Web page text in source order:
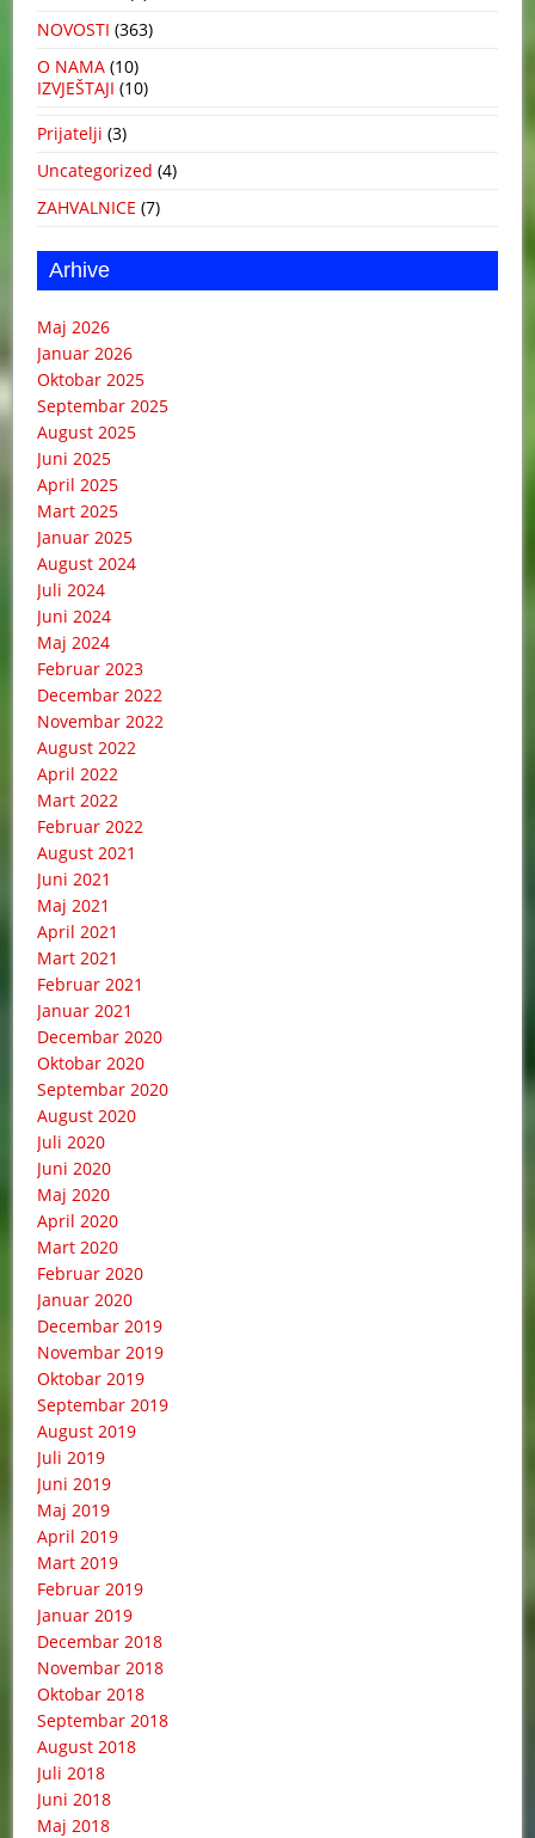
NOVOSTI (363)
O NAMA (10)
IZVJEŠTAJI (10)
Prijatelji (3)
Uncategorized (4)
ZAHVALNICE (7)
Arhive
Maj 2026
Januar 2026
Oktobar 2025
Septembar 2025
August 2025
Juni 2025
April 2025
Mart 2025
Januar 2025
August 2024
Juli 2024
Juni 2024
Maj 2024
Februar 2023
Decembar 2022
Novembar 2022
August 2022
April 2022
Mart 2022
Februar 2022
August 2021
Juni 2021
Maj 2021
April 2021
Mart 2021
Februar 2021
Januar 2021
Decembar 2020
Oktobar 2020
Septembar 2020
August 2020
Juli 2020
Juni 2020
Maj 2020
April 2020
Mart 2020
Februar 2020
Januar 2020
Decembar 2019
Novembar 2019
Oktobar 2019
Septembar 2019
August 2019
Juli 2019
Juni 2019
Maj 2019
April 2019
Mart 2019
Februar 2019
Januar 2019
Decembar 2018
Novembar 2018
Oktobar 2018
Septembar 2018
August 2018
Juli 2018
Juni 2018
Maj 2018